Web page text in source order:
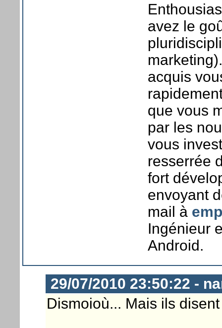
avez le
acquis
que vous
par les
vous
resserrée
fort
envoyant
mail à
Ingénieur
Android.
29/07/2010 23:50:22 -
Dismoioù... Mais ils